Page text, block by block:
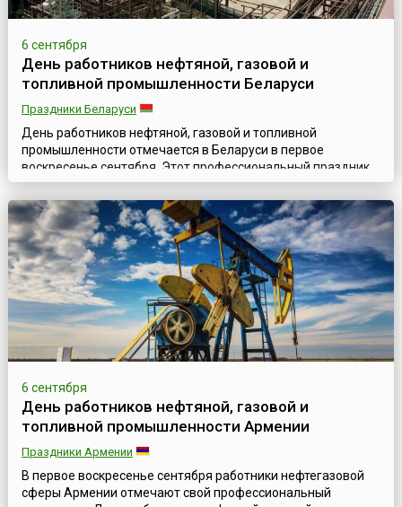
6 сентября
День работников нефтяной, газовой и
топливной промышленности Беларуси
Праздники Беларуси
День работников нефтяной, газовой и топливной
промышленности отмечается в Беларуси в первое
воскресенье сентября. Этот профессиональный праздник
ведет свою историю еще со врем существования
СССР.Нефть и газ являлись и являются ключевыми видами
сырья, их добыча является стратегически важной
отраслью республиканской экономики. Большинство
месторождений находится в районах с тяжелыми
климатически...
6 сентября
День работников нефтяной, газовой и
топливной промышленности Армении
Праздники Армении
В первое воскресенье сентября работники нефтегазовой
сферы Армении отмечают свой профессиональный